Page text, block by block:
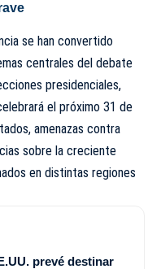
se han convertido
centrales del debate
presidenciales,
el próximo 31 de
amenazas contra
sobre la creciente
en distintas regiones
prevé destinar